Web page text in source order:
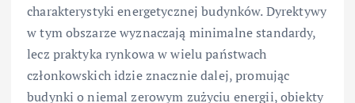
charakterystyki energetycznej budynków. Dyrektywy
w tym obszarze wyznaczają minimalne standardy,
lecz praktyka rynkowa w wielu państwach
członkowskich idzie znacznie dalej, promując
budynki o niemal zerowym zużyciu energii, obiekty